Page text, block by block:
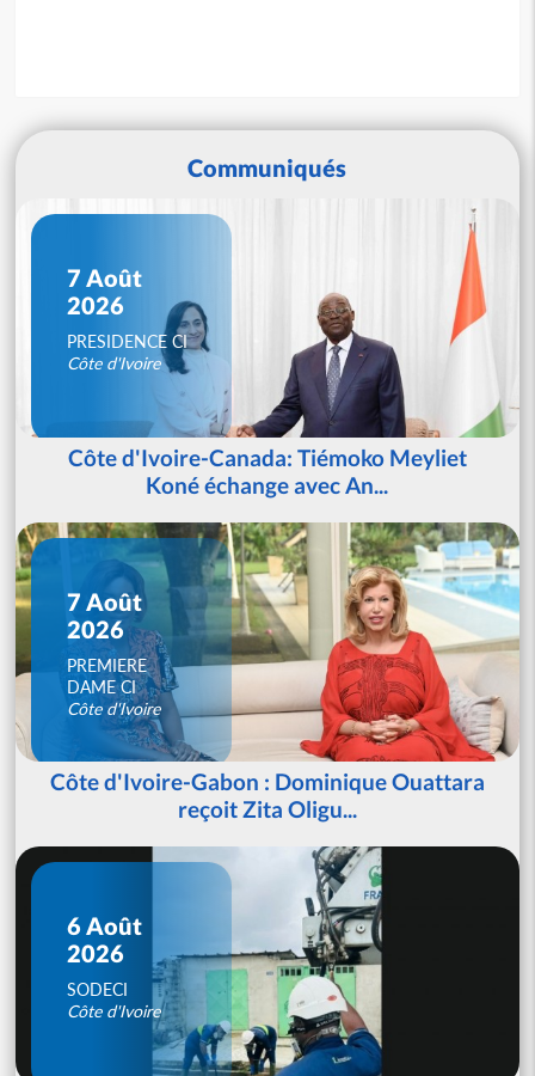
Communiqués
7 Août
2026
PRESIDENCE CI
Côte d'Ivoire
Côte d'Ivoire-Canada: Tiémoko Meyliet
Koné échange avec An...
7 Août
2026
PREMIERE
DAME CI
Côte d'Ivoire
Côte d'Ivoire-Gabon : Dominique Ouattara
reçoit Zita Oligu...
6 Août
2026
SODECI
Côte d'Ivoire